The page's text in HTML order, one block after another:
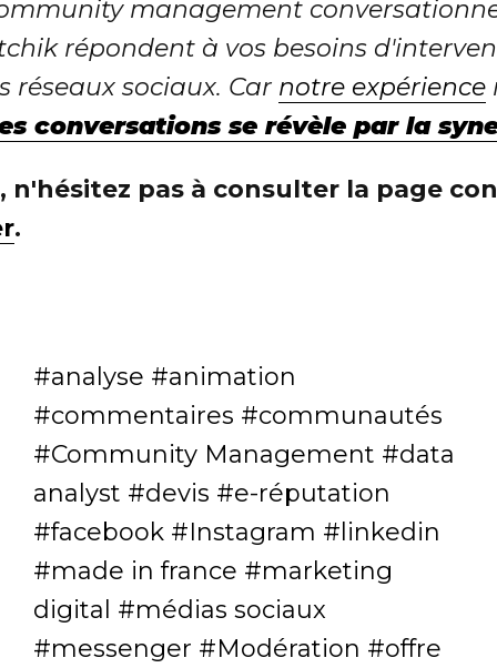
management
répondent à vos besoins
réseaux sociaux. Car notre expérience
conversations se révèle par la
n'hésitez pas à consulter la page
.
analyse
animation
commentaires
communautés
Community Management
data
analyst
devis
e-réputation
facebook
Instagram
linkedin
made in france
marketing
digital
médias sociaux
messenger
Modération
offre